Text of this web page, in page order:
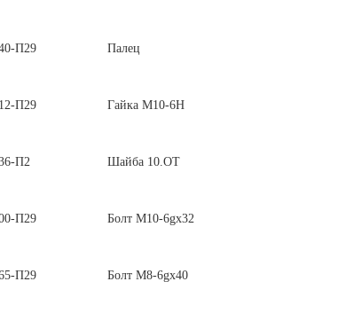
П29 Палец
П29 Гайка М10-6Н
П2 Шайба 10.ОТ
П29 Болт М10-6gх32
П29 Болт М8-6gx40